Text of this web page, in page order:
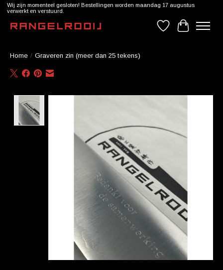
Wij zijn momenteel gesloten! Bestellingen worden maandag 17 augustus
verwerkt en verstuurd.
Verlanglijst
Home / Graveren zin (meer dan 25 tekens)